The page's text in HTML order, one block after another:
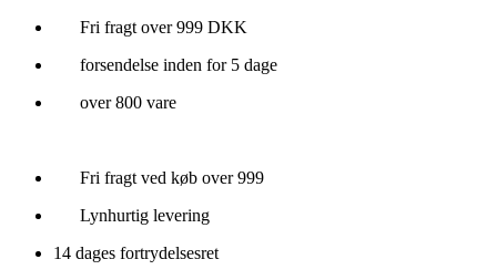
Videre
indhold
Fri fragt over 999 DKK
forsendelse inden for 5 dage
over 800 vare
Fri fragt ved køb over 999
Lynhurtig levering
14 dages fortrydelsesret